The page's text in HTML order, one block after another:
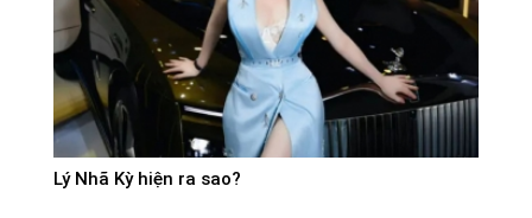
Lý Nhã Kỳ hiện ra sao?